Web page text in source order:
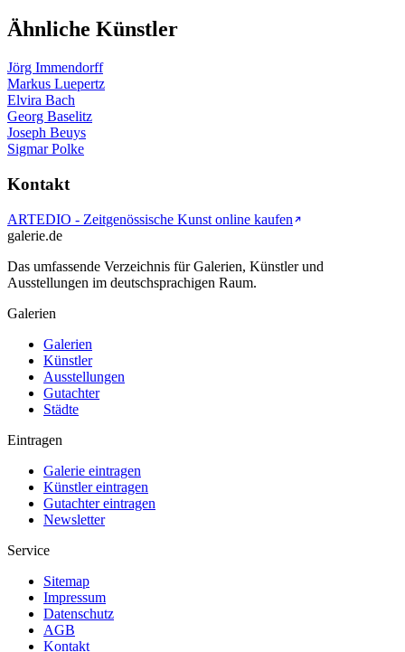
Ähnliche Künstler
Jörg Immendorff
Markus Luepertz
Elvira Bach
Georg Baselitz
Joseph Beuys
Sigmar Polke
Kontakt
ARTEDIO - Zeitgenössische Kunst online kaufen
galerie.de
Das umfassende Verzeichnis für Galerien, Künstler und
Ausstellungen im deutschsprachigen Raum.
Galerien
Galerien
Künstler
Ausstellungen
Gutachter
Städte
Eintragen
Galerie eintragen
Künstler eintragen
Gutachter eintragen
Newsletter
Service
Sitemap
Impressum
Datenschutz
AGB
Kontakt